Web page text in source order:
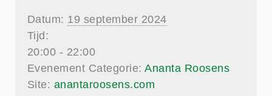
Datum: 19 september 2024
Tijd:
20:00 - 22:00
Evenement Categorie: Ananta Roosens
Site: anantaroosens.com